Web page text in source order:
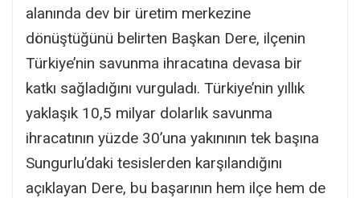
alanında dev bir üretim merkezine
dönüştüğünü belirten Başkan Dere, ilçenin
Türkiye’nin savunma ihracatına devasa bir
katkı sağladığını vurguladı. Türkiye’nin yıllık
yaklaşık 10,5 milyar dolarlık savunma
ihracatının yüzde 30’una yakınının tek başına
Sungurlu’daki tesislerden karşılandığını
açıklayan Dere, bu başarının hem ilçe hem de